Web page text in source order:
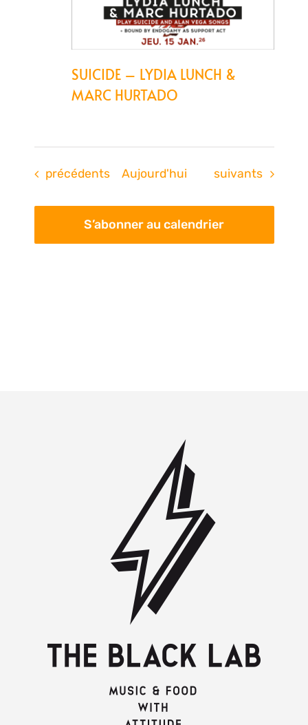
SUICIDE – LYDIA LUNCH &
MARC HURTADO
Évènements
précédents Aujourd'hui Évènements
suivants
S’abonner au calendrier